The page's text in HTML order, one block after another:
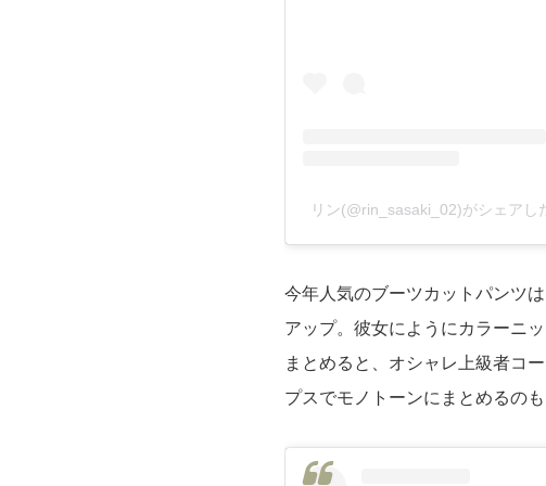
リン(@rin_sasaki_02)がシェアし
今年人気のブーツカットパンツ
アップ。彼女にようにカラーニ
まとめると、オシャレ上級者コ
プスでモノトーンにまとめるのも